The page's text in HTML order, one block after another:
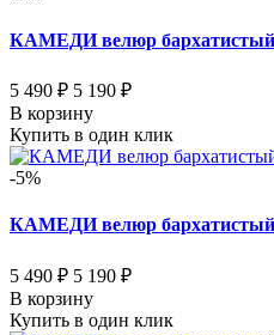
КАМЕДИ велюр
5 490 ₽ 5 190 ₽
В корзину
Купить в один клик
-5%
КАМЕДИ велюр бархатистый
5 490 ₽ 5 190 ₽
В корзину
Купить в один клик